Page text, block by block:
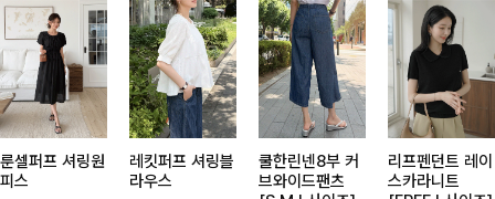
룬셀퍼프 셔링원
피스
레킷퍼프 셔링블
라우스
쿨한린넨8부 커
브와이드팬츠
리프펜던트 레이
스카라니트